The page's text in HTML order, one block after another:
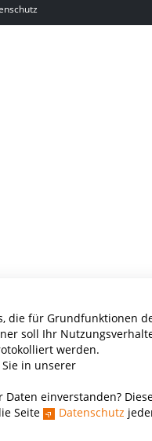
die für Grundfunktionen
soll Ihr
werden.
in unserer
einverstanden?
Seite
Datenschutz